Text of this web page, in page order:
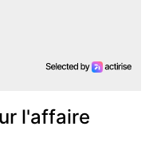
l'affaire